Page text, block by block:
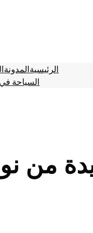
الرئيسيةالمدونة
السياحة في
من